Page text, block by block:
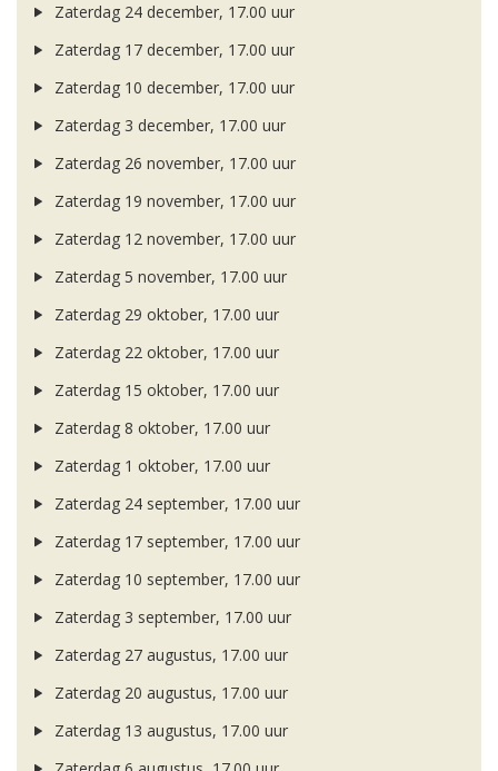
Zaterdag 24 december, 17.00 uur
Zaterdag 17 december, 17.00 uur
Zaterdag 10 december, 17.00 uur
Zaterdag 3 december, 17.00 uur
Zaterdag 26 november, 17.00 uur
Zaterdag 19 november, 17.00 uur
Zaterdag 12 november, 17.00 uur
Zaterdag 5 november, 17.00 uur
Zaterdag 29 oktober, 17.00 uur
Zaterdag 22 oktober, 17.00 uur
Zaterdag 15 oktober, 17.00 uur
Zaterdag 8 oktober, 17.00 uur
Zaterdag 1 oktober, 17.00 uur
Zaterdag 24 september, 17.00 uur
Zaterdag 17 september, 17.00 uur
Zaterdag 10 september, 17.00 uur
Zaterdag 3 september, 17.00 uur
Zaterdag 27 augustus, 17.00 uur
Zaterdag 20 augustus, 17.00 uur
Zaterdag 13 augustus, 17.00 uur